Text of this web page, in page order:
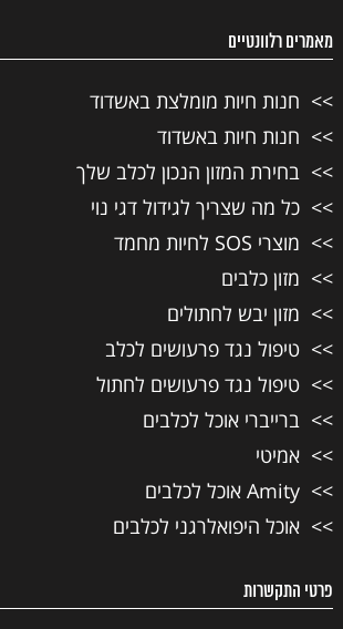
מאמרים רלוונטיים
חנות חיות מומלצת באשדוד
חנות חיות באשדוד
בחירת המזון הנכון לכלב שלך
כל מה שצריך לגידול דגי נוי
מוצרי SOS לחיות מחמד
מזון כלבים
מזון יבש לחתולים
טיפול נגד פרעושים לכלב
טיפול נגד פרעושים לחתול
ברייברי אוכל לכלבים
אמיטי
Amity אוכל לכלבים
אוכל היפואלרגני לכלבים
פרטי התקשרות